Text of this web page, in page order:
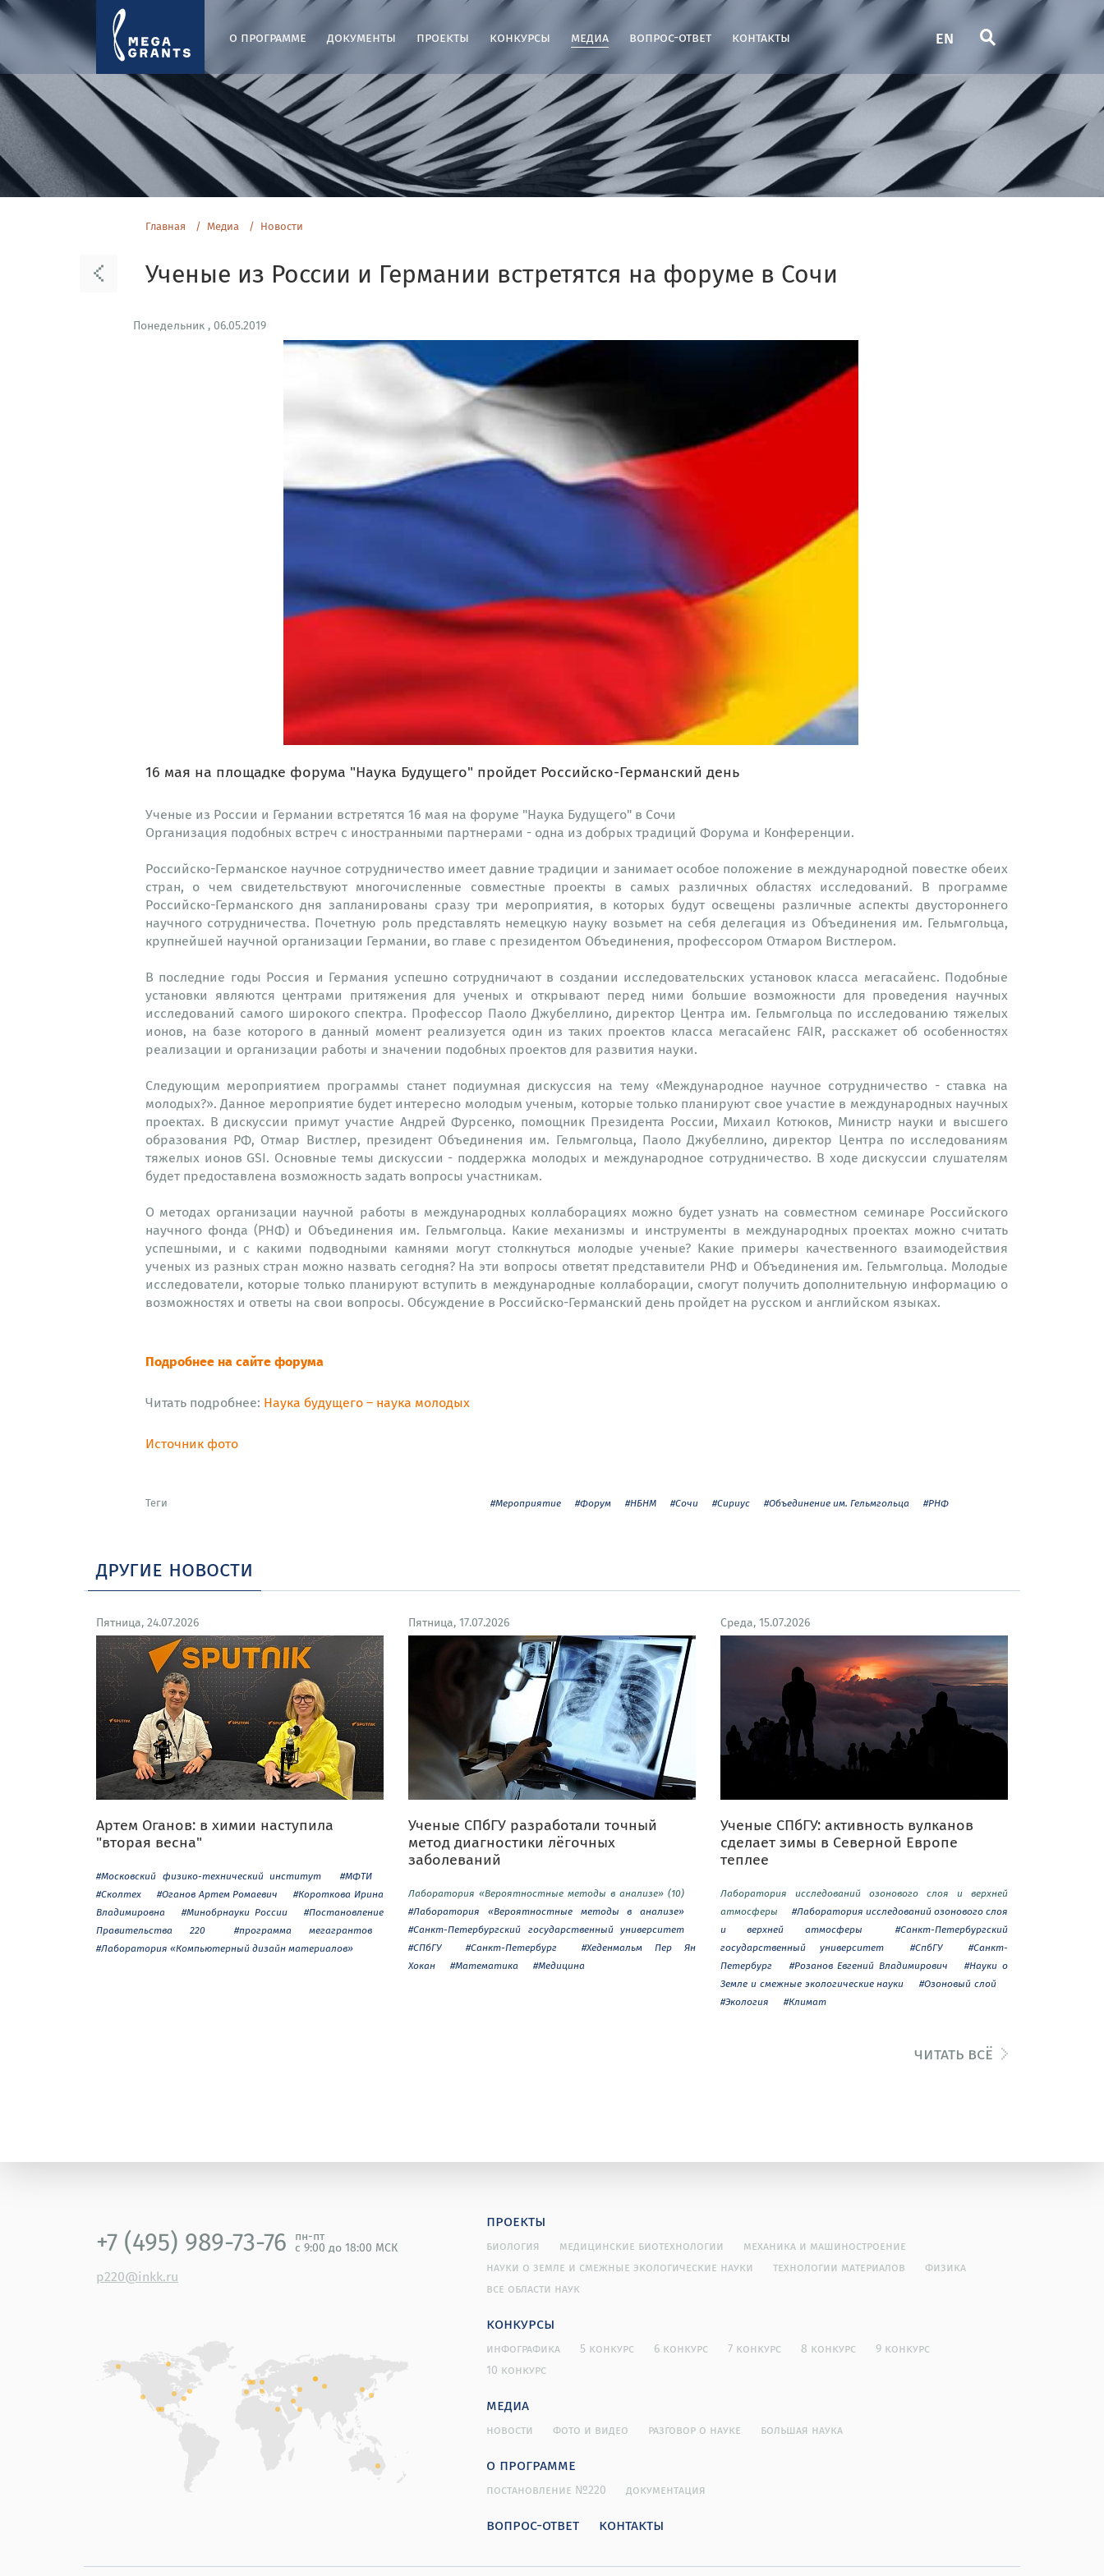
о программе документы проекты конкурсы медиа вопрос-ответ контакты EN
Главная Медиа Новости
Ученые из России и Германии встретятся на форуме в Сочи
Понедельник , 06.05.2019
16 мая на площадке форума "Наука Будущего" пройдет Российско-Германский день
Ученые из России и Германии встретятся 16 мая на форуме "Наука Будущего" в Сочи
Организация подобных встреч с иностранными партнерами - одна из добрых традиций Форума и Конференции.
Российско-Германское научное сотрудничество имеет давние традиции и занимает особое положение в международной повестке обеих
стран, о чем свидетельствуют многочисленные совместные проекты в самых различных областях исследований. В программе
Российско-Германского дня запланированы сразу три мероприятия, в которых будут освещены различные аспекты двустороннего
научного сотрудничества. Почетную роль представлять немецкую науку возьмет на себя делегация из Объединения им. Гельмгольца,
крупнейшей научной организации Германии, во главе с президентом Объединения, профессором Отмаром Вистлером.
В последние годы Россия и Германия успешно сотрудничают в создании исследовательских установок класса мегасайенс. Подобные
установки являются центрами притяжения для ученых и открывают перед ними большие возможности для проведения научных
исследований самого широкого спектра. Профессор Паоло Джубеллино, директор Центра им. Гельмгольца по исследованию тяжелых
ионов, на базе которого в данный момент реализуется один из таких проектов класса мегасайенс FAIR, расскажет об особенностях
реализации и организации работы и значении подобных проектов для развития науки.
Следующим мероприятием программы станет подиумная дискуссия на тему «Международное научное сотрудничество - ставка на
молодых?». Данное мероприятие будет интересно молодым ученым, которые только планируют свое участие в международных научных
проектах. В дискуссии примут участие Андрей Фурсенко, помощник Президента России, Михаил Котюков, Министр науки и высшего
образования РФ, Отмар Вистлер, президент Объединения им. Гельмгольца, Паоло Джубеллино, директор Центра по исследованиям
тяжелых ионов GSI. Основные темы дискуссии - поддержка молодых и международное сотрудничество. В ходе дискуссии слушателям
будет предоставлена возможность задать вопросы участникам.
О методах организации научной работы в международных коллаборациях можно будет узнать на совместном семинаре Российского
научного фонда (РНФ) и Объединения им. Гельмгольца. Какие механизмы и инструменты в международных проектах можно считать
успешными, и с какими подводными камнями могут столкнуться молодые ученые? Какие примеры качественного взаимодействия
ученых из разных стран можно назвать сегодня? На эти вопросы ответят представители РНФ и Объединения им. Гельмгольца. Молодые
исследователи, которые только планируют вступить в международные коллаборации, смогут получить дополнительную информацию о
возможностях и ответы на свои вопросы. Обсуждение в Российско-Германский день пройдет на русском и английском языках.
Подробнее на сайте форума
Читать подробнее: Наука будущего – наука молодых
Источник фото
Теги #Мероприятие #Форум #НБНМ #Сочи #Сириус #Объединение им. Гельмгольца #РНФ
другие новости
Пятница, 24.07.2026
Артем Оганов: в химии наступила
"вторая весна"
#Московский физико-технический институт
#МФТИ
#Сколтех
#Оганов Артем Ромаевич
#Короткова Ирина
Владимировна
#Минобрнауки России
#Постановление
Правительства 220
#программа мегагрантов
#Лаборатория «Компьютерный дизайн материалов»
Пятница, 17.07.2026
Ученые СПбГУ разработали точный
метод диагностики лёгочных
заболеваний
Лаборатория «Вероятностные методы в анализе» (10)
#Лаборатория «Вероятностные методы в анализе»
#Санкт-Петербургский государственный университет
#СПбГУ
#Санкт-Петербург
#Хеденмальм Пер Ян
Хокан
#Математика #Медицина
Среда, 15.07.2026
Ученые СПбГУ: активность вулканов
сделает зимы в Северной Европе
теплее
Лаборатория исследований озонового слоя и верхней
атмосферы
#Лаборатория исследований озонового слоя
и верхней атмосферы
#Санкт-Петербургский
государственный университет
#СпбГУ
#Санкт-
Петербург
#Розанов Евгений Владимирович
#Науки о
Земле и смежные экологические науки
#Озоновый слой
#Экология
#Климат
читать всё
+7 (495) 989-73-76 пн-пт
с 9:00 до 18:00 МСК
p220@inkk.ru
проекты
биология медицинские биотехнологии
механика и машиностроение
науки о земле и смежные экологические науки
технологии материалов
физика
все области наук
конкурсы
инфографика 5 конкурс 6 конкурс 7 конкурс 8 конкурс
9 конкурс
10 конкурс
медиа
новости фото и видео разговор о науке большая наука
о программе
постановление №220 документация
вопрос-ответ контакты